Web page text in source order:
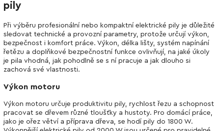
pily
Při výběru profesionální nebo kompaktní elektrické pily je důležité
sledovat technické a provozní parametry, protože určují výkon,
bezpečnost i komfort práce. Výkon, délka lišty, systém napínání
řetězu a doplňkové bezpečnostní funkce ovlivňují, na jaké úkoly
je pila vhodná, jak pohodlně se s ní pracuje a jak dlouho si
zachová své vlastnosti.
Výkon motoru
Výkon motoru určuje produktivitu pily, rychlost řezu a schopnost
pracovat se dřevem různé tloušťky a hustoty. Pro domácí práce,
jako je ořez větví a příprava dřeva, se hodí pily do 1800 W.